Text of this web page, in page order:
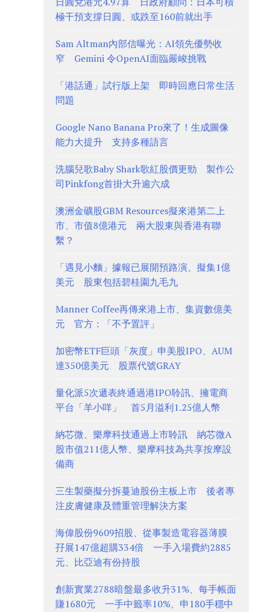
極干預支撐日圓、或跌至160前就出手
Sam Altman內部信曝光：AI領先優勢收
窄 Gemini 令OpenAI面臨嚴峻挑戰
「港話通」試行版上架 即時回應日常生活
問題
Google Nano Banana Pro來了！生成圖像
能力大提升 支持多種語言
洗腦兒歌Baby Shark歌紅股價更勁 製作公
司Pinkfong首掛大升逾六成
澳洲金礦股GBM Resources擬來港第二上
市、市值8億港元 兩大股東與香港有聯
繫？
「遇見小麵」據報已展開預路演、擬集1億
美元 股東包括碧桂園九毛九
Manner Coffee再傳來港上市、集資數億美
元 官方：「不予置評」
加密幣ETF巨頭「灰度」申美股IPO、AUM
達350億美元 股票代號GRAY
量化派5次遞表終通過港IPO聆訊、擁電商
平台「羊小咩」 首5月溢利1.25億人幣
納芯微、樂摩科技通過上市聆訊 納芯微A
股市值211億人幣、樂摩科技為共享按摩設
備商
三生製藥擬分拆蔓迪股份主板上市 後者專
注皮膚健康及體重管理解決方案
海偉股份9609招股、從事製造電容器薄膜
孖展147億超購334倍 一手入場費約2885
元、比亞迪有份持股
創新實業2788暗盤最多收升31%、每手帳面
賺1680元 一手中籤率10%、申180手穩中